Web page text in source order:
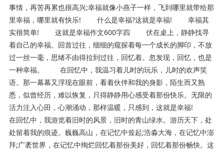
事情，再苦再累也很高兴;幸福就像小燕子一样，飞到哪里就带给那
里幸福，哪里就有快乐! 什么是幸福?这就是幸福! 幸福其
实很简单! 这就是幸福作文600字四 伏在桌上，静静找寻
着自己的幸福。回首过往，细细的窥探着每一个成长的脚印，不放
过一丝一毫，思绪不由得拉到过往，回忆着。忽发现，回忆，也是
一种幸福。 在回忆中，我温习着儿时的玩乐，儿时的欢声笑
语。那一幕幕又浮现在眼前，看着伙伴和我的身影，陌生而又熟
悉，似曾经历，难以恢复，只得静静用心感受着那份快乐。无限的
活力注入心田，心潮涌动，那样温暖，只感到，这就是幸福!
在回忆中，我游览着旧时的风景，旧时的青山绿水。游历天下，处
处留着我的痕迹。巍巍高山，在记忆中耸起;浩淼大海，在记忆中澎
拜;广袤世界，在记忆中绚烂回忆着那份美好，回忆着那份畅快。这